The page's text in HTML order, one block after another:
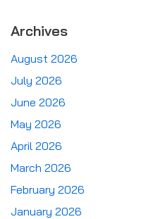
Archives
August 2026
July 2026
June 2026
May 2026
April 2026
March 2026
February 2026
January 2026